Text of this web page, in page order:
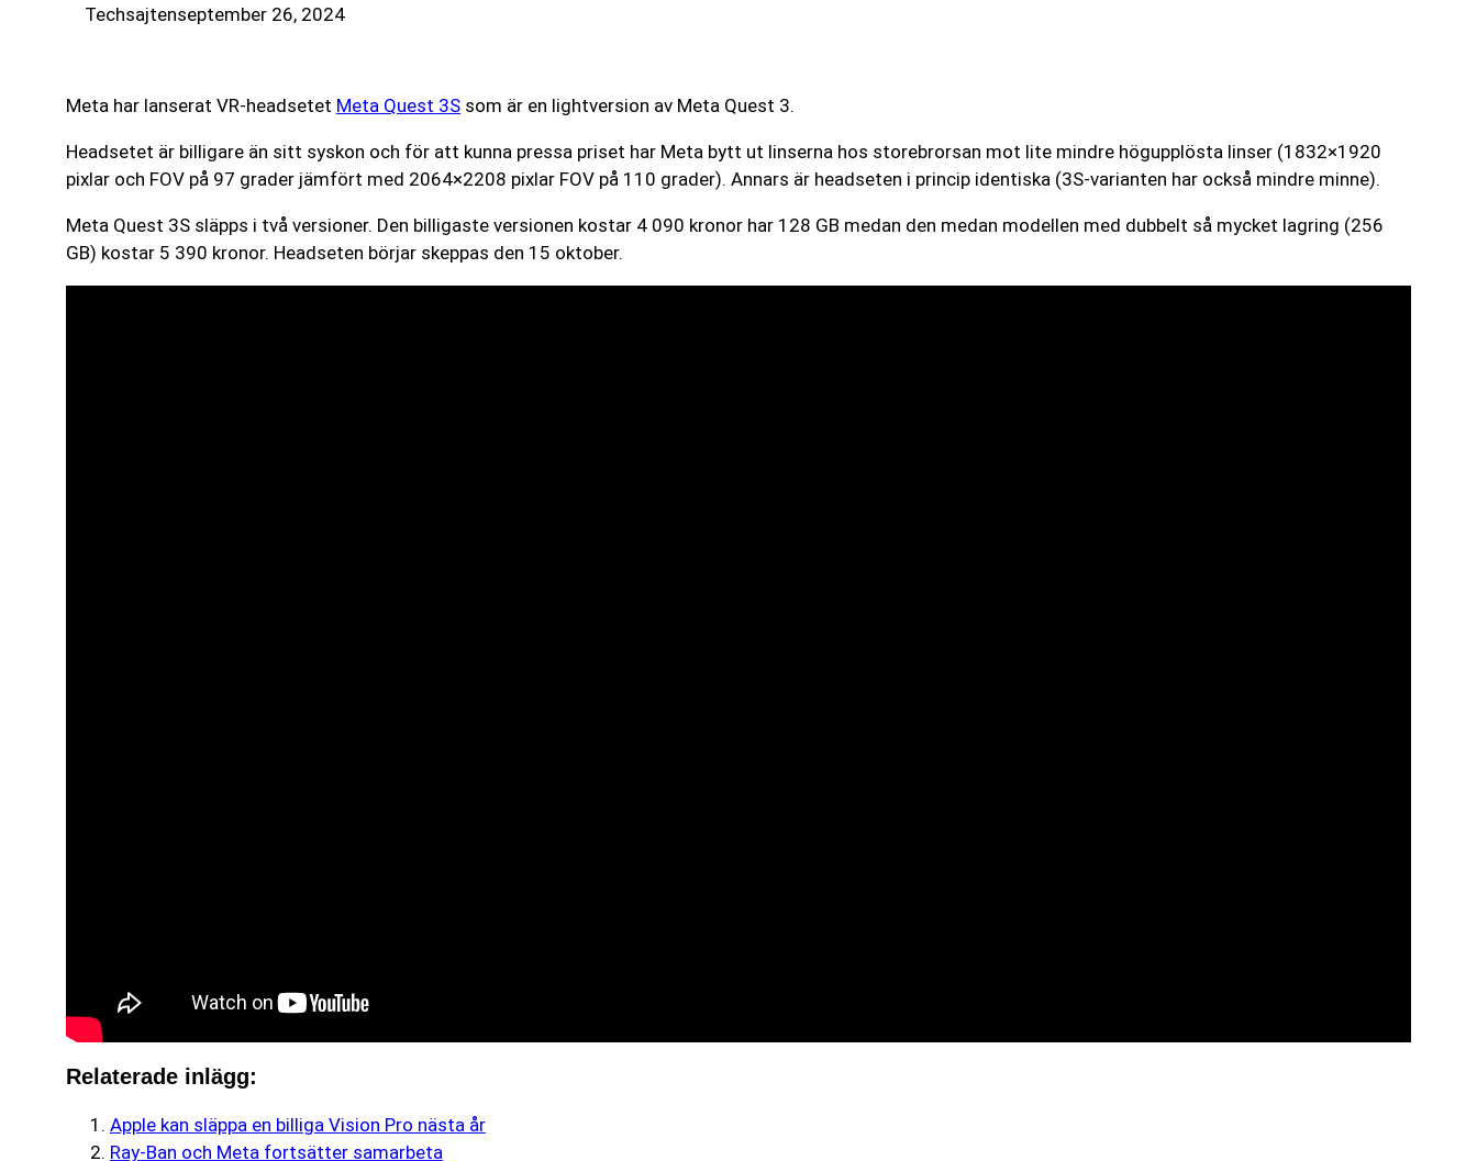
Techsajtenseptember 26, 2024
Meta har lanserat VR-headsetet Meta Quest 3S som är en lightversion av Meta Quest 3.
Headsetet är billigare än sitt syskon och för att kunna pressa priset har Meta bytt ut linserna hos storebrorsan mot lite mindre högupplösta linser (1832×1920
pixlar och FOV på 97 grader jämfört med 2064×2208 pixlar FOV på 110 grader). Annars är headseten i princip identiska (3S-varianten har också mindre minne).
Meta Quest 3S släpps i två versioner. Den billigaste versionen kostar 4 090 kronor har 128 GB medan den medan modellen med dubbelt så mycket lagring (256
GB) kostar 5 390 kronor. Headseten börjar skeppas den 15 oktober.
Relaterade inlägg:
Apple kan släppa en billiga Vision Pro nästa år
Ray-Ban och Meta fortsätter samarbeta